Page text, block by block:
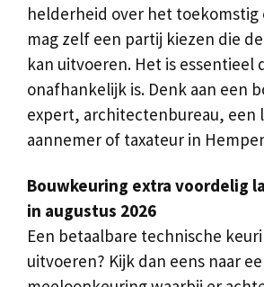
helderheid over het toekomstig
mag zelf een partij kiezen die
kan uitvoeren. Het is essentieel
onafhankelijk is. Denk aan een
expert, architectenbureau, een
aannemer of taxateur in
Bouwkeuring extra voordelig
in augustus 2026
Een betaalbare technische
uitvoeren? Kijk dan eens naar